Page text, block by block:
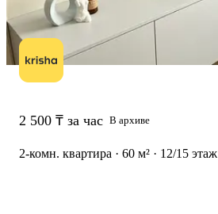
2 500 ₸ за час В архиве
2-комн. квартира · 60 м² · 12/15 этаж